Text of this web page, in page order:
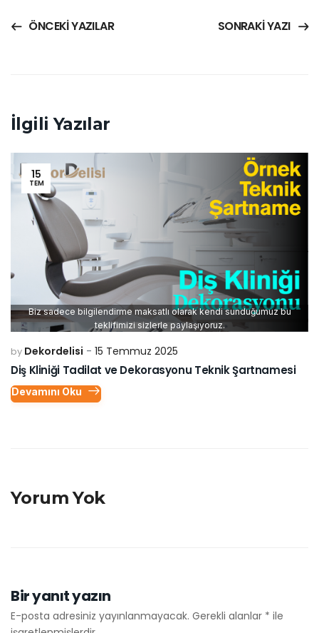
ÖNCEKI YAZILAR SONRAKI YAZI
İlgili Yazılar
15
TEM
Biz sadece bilgilendirme maksatlı olarak kendi sunduğumuz bu
teklifimizi sizlerle paylaşıyoruz.
by Dekordelisi 15 Temmuz 2025
Diş Kliniği Tadilat ve Dekorasyonu Teknik Şartnamesi
Devamını Oku
Yorum Yok
Bir yanıt yazın
E-posta adresiniz yayınlanmayacak. Gerekli alanlar * ile